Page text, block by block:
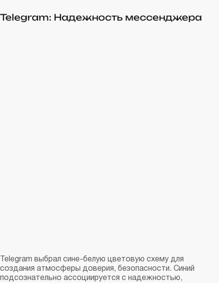
Telegram: Надежность мессенджера
Telegram выбрал сине-белую цветовую схему для
создания атмосферы доверия, безопасности. Синий
подсознательно ассоциируется с надежностью,